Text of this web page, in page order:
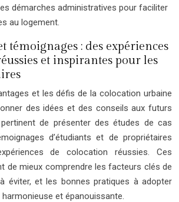
démarches administratives pour faciliter
au logement.
témoignages : des expériences
et inspirantes pour les
et les défis de la colocation urbaine
des idées et des conseils aux futurs
de présenter des études de cas
d’étudiants et de propriétaires
de colocation réussies. Ces
de mieux comprendre les facteurs clés de
éviter, et les bonnes pratiques à adopter
et épanouissante.